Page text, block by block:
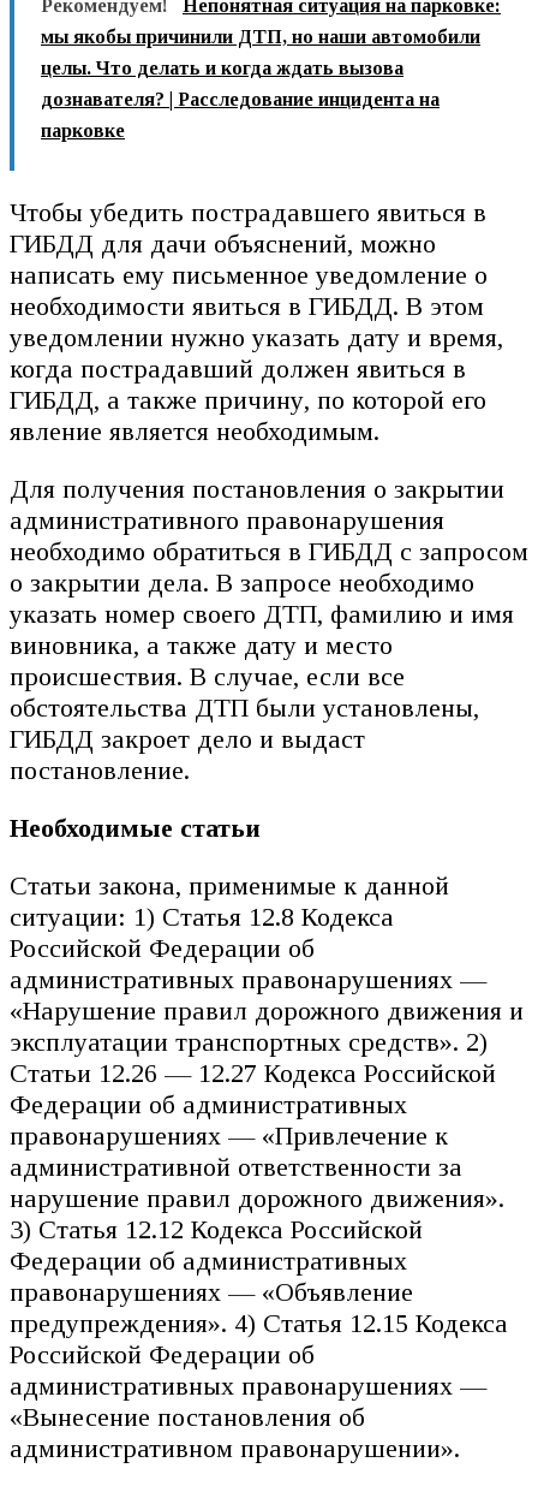
Рекомендуем!
Непонятная ситуация на парковке:
мы якобы причинили ДТП, но наши автомобили
целы. Что делать и когда ждать вызова
дознавателя? | Расследование инцидента на
парковке
Чтобы убедить пострадавшего явиться в
ГИБДД для дачи объяснений, можно
написать ему письменное уведомление о
необходимости явиться в ГИБДД. В этом
уведомлении нужно указать дату и время,
когда пострадавший должен явиться в
ГИБДД, а также причину, по которой его
явление является необходимым.
Для получения постановления о закрытии
административного правонарушения
необходимо обратиться в ГИБДД с запросом
о закрытии дела. В запросе необходимо
указать номер своего ДТП, фамилию и имя
виновника, а также дату и место
происшествия. В случае, если все
обстоятельства ДТП были установлены,
ГИБДД закроет дело и выдаст
постановление.
Необходимые статьи
Статьи закона, применимые к данной
ситуации: 1) Статья 12.8 Кодекса
Российской Федерации об
административных правонарушениях —
«Нарушение правил дорожного движения и
эксплуатации транспортных средств». 2)
Статьи 12.26 — 12.27 Кодекса Российской
Федерации об административных
правонарушениях — «Привлечение к
административной ответственности за
нарушение правил дорожного движения».
3) Статья 12.12 Кодекса Российской
Федерации об административных
правонарушениях — «Объявление
предупреждения». 4) Статья 12.15 Кодекса
Российской Федерации об
административных правонарушениях —
«Вынесение постановления об
административном правонарушении».